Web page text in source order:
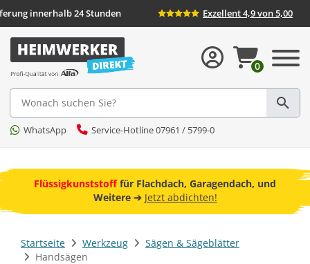
Lieferung innerhalb 24 Stunden Exzellent 4,9 von 5,00
Suche
WhatsApp Service-Hotline 07961 / 5799-0
0
Flüssigkunststofffür Flachdach, Garagendach, und
Weitere ➔ Jetzt abdichten!
Startseite Werkzeug
Sägen & Sägeblätter
Handsägen